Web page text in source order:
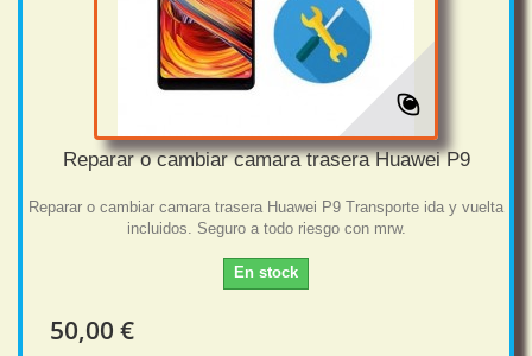
Reparar o cambiar camara trasera Huawei P9
Reparar o cambiar camara trasera Huawei P9 Transporte ida y vuelta
incluidos. Seguro a todo riesgo con mrw.
En stock
50,00 €